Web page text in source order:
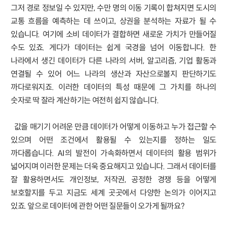
그저 경로 정보일 수 있지만, 수만 명의 이동 기록이 합쳐지면 도시의
교통 흐름을 예측하는 데 쓰이고, 상권을 분석하는 자료가 될 수
있습니다. 여기에 소비 데이터가 결합하면 새로운 가치가 만들어질
수도 있죠. 게다가 데이터는 쉽게 국경을 넘어 이동합니다. 한
나라에서 생긴 데이터가 다른 나라의 서버, 알고리즘, 기업 활동과
연결될 수 있어 어느 나라의 생산과 자산으로볼지 판단하기도
까다로워지죠. 이러한 데이터의 특성 때문에 그 가치를 하나의
숫자로 딱 잘라 계산하기는 여전히 쉽지 않습니다.
값을 매기기 어려운 만큼 데이터가 어떻게 이동하고 누가 접근할 수
있으며 어떤 조건에서 활용될 수 있는지를 정하는 일도
까다롭습니다. AI의 발전이 가속화하면서 데이터의 활용 범위가
넓어지며 이러한 문제는 더욱 중요해지고 있습니다. 그래서 데이터를
잘 활용하면서도 개인정보, 저작권, 공정한 경쟁 등을 어떻게
보호할지를 두고 지금도 세계 곳곳에서 다양한 논의가 이어지고
있죠. 앞으로 데이터에 관한 어떤 질문들이 오가게 될까요?